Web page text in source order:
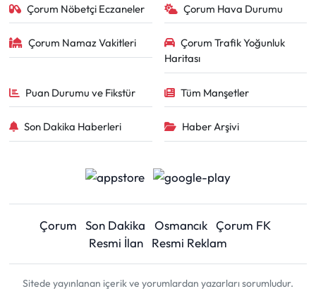
Çorum Nöbetçi Eczaneler Çorum Hava Durumu
Çorum Namaz Vakitleri
Çorum Trafik Yoğunluk
Haritası
Puan Durumu ve Fikstür Tüm Manşetler
Son Dakika Haberleri Haber Arşivi
Çorum Son Dakika Osmancık Çorum FK
Resmi İlan
Resmi Reklam
Sitede yayınlanan içerik ve yorumlardan yazarları sorumludur.